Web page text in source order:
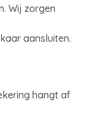
Wij zorgen
aansluiten.
hangt af